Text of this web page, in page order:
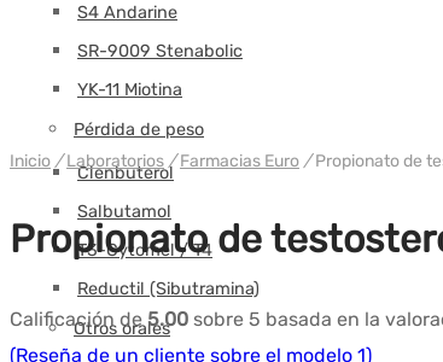
S4 Andarine
SR-9009 Stenabolic
YK-11 Miotina
Pérdida de peso
Clenbuterol
Salbutamol
T3-Cytomel / T4
Reductil (Sibutramina)
Otros orales
Inicio / Laboratorios / Farmacias Euro /Propionato de
Propionato de
Calificación de5.00 sobre 5 basada en la
(Reseña de un cliente sobre el modelo 1)